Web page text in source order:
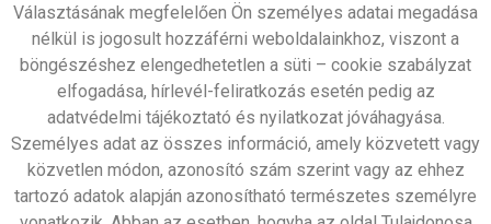
Választásának megfelelően Ön személyes adatai megadása
nélkül is jogosult hozzáférni weboldalainkhoz, viszont a
böngészéshez elengedhetetlen a süti – cookie szabályzat
elfogadása, hírlevél-feliratkozás esetén pedig az
adatvédelmi tájékoztató és nyilatkozat jóváhagyása.
Személyes adat az összes információ, amely közvetett vagy
közvetlen módon, azonosító szám szerint vagy az ehhez
tartozó adatok alapján azonosítható természetes személyre